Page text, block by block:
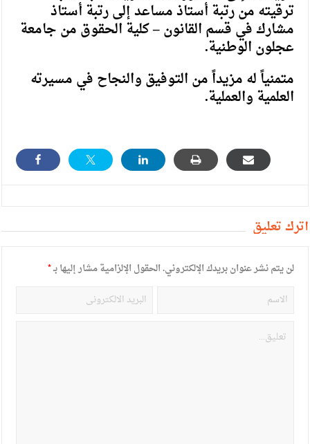
ترقيته من رتبة أستاذ مساعد إلى رتبة أستاذ
مشارك في قسم القانون – كلية الحقوق من جامعة
عجلون الوطنية.
متمنياً له مزيداً من التوفيق والنجاح في مسيرته
العلمية والعملية.
أترك تعليق
لن يتم نشر عنوان بريدك الإلكتروني.الحقول الإلزامية مشار إليها بـ*